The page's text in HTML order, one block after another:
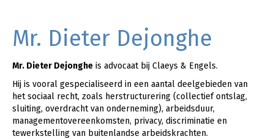
Mr. Dieter Dejonghe
Mr. Dieter Dejonghe is advocaat bij Claeys & Engels.
Hij is vooral gespecialiseerd in een aantal deelgebieden van
het sociaal recht, zoals herstructurering (collectief ontslag,
sluiting, overdracht van onderneming), arbeidsduur,
managementovereenkomsten, privacy, discriminatie en
tewerkstelling van buitenlandse arbeidskrachten.